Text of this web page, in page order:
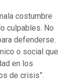
costumbre
culpables. No
defenderse.
o social que
en los
de crisis”.